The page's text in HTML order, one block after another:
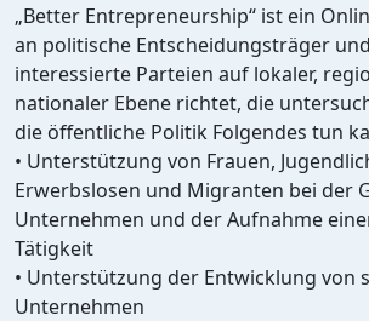
„Better Entrepreneurship“ ist ein
an politische Entscheidungsträger
interessierte Parteien auf lokaler,
nationaler Ebene richtet, die
die öffentliche Politik Folgendes tun
• Unterstützung von Frauen,
Erwerbslosen und Migranten bei der
Unternehmen und der Aufnahme
Tätigkeit
• Unterstützung der Entwicklung von
Unternehmen